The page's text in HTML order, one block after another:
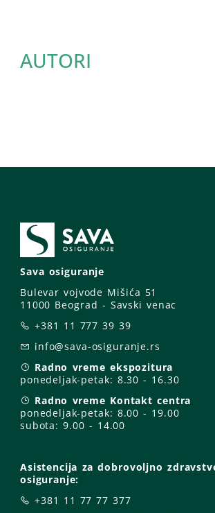
AUTORI
Sava osiguranje
Bulevar vojvode Mišića 51
11000 Beograd - Savski venac
+381 11 777 39 39
info@sava-osiguranje.rs
Radno vreme ekspozitura
ponedeljak-petak: 8.30 - 16.30
Radno vreme Kontakt centra
ponedeljak-petak: 8.00 - 19.00
subota: 9.00 - 14.00
Asistencija za dobrovoljno
osiguranje:
+381 11 77 77 377